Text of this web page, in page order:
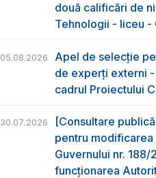
două calificări de
Tehnologii - liceu -
05.08.2026
Apel de selecție
de experți externi
cadrul Proiectului
30.07.2026
[Consultare
pentru
Guvernului nr.
funcţionarea